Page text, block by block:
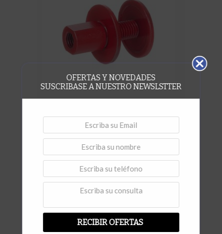
Maquinas y herramientas, Soportes Especiales
Adaptador M14 para Amoladora
Vista rápida
OFERTAS Y NOVEDADES
SUSCRIBASE A NUESTRO NEWSLSTTER
RECIBIR OFERTAS